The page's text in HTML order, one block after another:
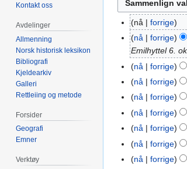
9.
apr.
2026
nå forrige
nå
forrige
Emilhyttel 6.
nå
forrige
6.
okt.
2025
nå forrige
4.
mar.
2024
nå forrige
25.
jan.
2016
nå forrige
3.
apr.
2013
nå forrige
nå
forrige
Inå forrige
Kontakt oss
Avdelinger
Allmenning
Norsk historisk leksikon
Bibliografi
Kjeldearkiv
Galleri
Rettleiing og metode
Forsider
Geografi
Emner
Verktøy